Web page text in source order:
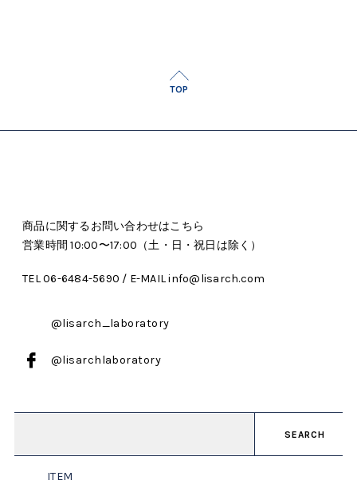
TOP
商品に関するお問い合わせはこちら
営業時間 10:00〜17:00（土・日・祝日は除く）
TEL 06-6484-5690 / E-MAIL info@lisarch.com
@lisarch_laboratory
@lisarchlaboratory
SEARCH
ITEM